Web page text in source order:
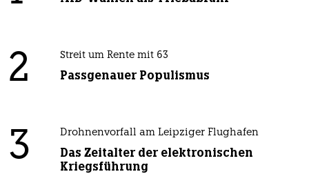
2 Streit um Rente mit 63
Passgenauer Populismus
3 Drohnenvorfall am Leipziger Flughafen
Das Zeitalter der elektronischen
Kriegsführung